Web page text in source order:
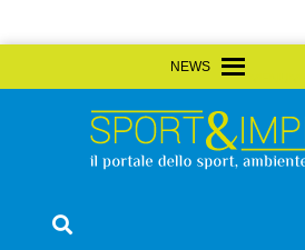
to
Sport&Impianti